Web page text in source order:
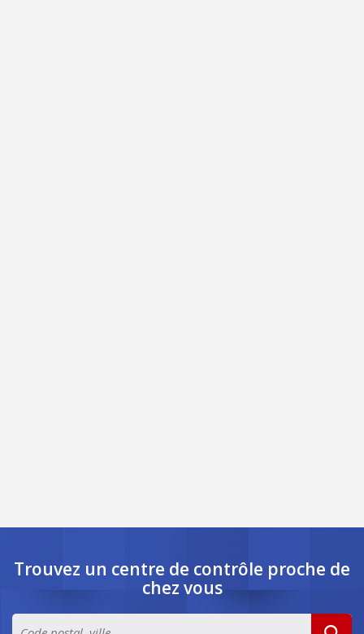
Trouvez un centre de contrôle proche de
chez vous